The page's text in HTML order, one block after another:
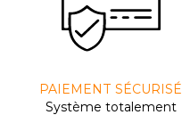
PAIEMENT SÉCURISÉ
Système totalement